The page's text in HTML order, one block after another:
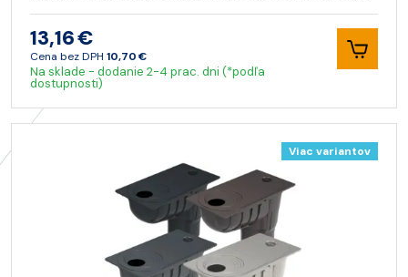
13,16 €
Cena bez DPH 10,70 €
Na sklade - dodanie 2-4 prac. dni (*podľa
dostupnosti)
Viac variantov